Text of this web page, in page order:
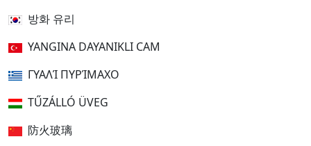
방화 유리
YANGINA DAYANIKLI CAM
ΓΥΑΛΊ ΠΥΡΊΜΑΧΟ
TŰZÁLLÓ ÜVEG
防火玻璃